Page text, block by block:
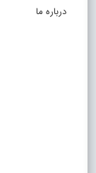
درباره ما